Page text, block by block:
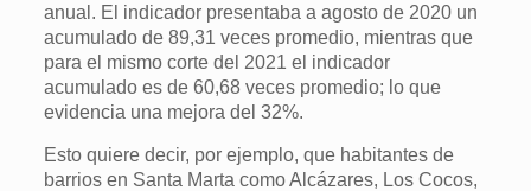
anual. El indicador presentaba a agosto de 2020 un
acumulado de 89,31 veces promedio, mientras que
para el mismo corte del 2021 el indicador
acumulado es de 60,68 veces promedio; lo que
evidencia una mejora del 32%.
Esto quiere decir, por ejemplo, que habitantes de
barrios en Santa Marta como Alcázares, Los Cocos,